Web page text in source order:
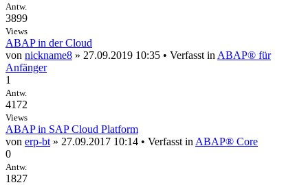
Antw.
3899
Views
ABAP in der Cloud
von nickname8 » 27.09.2019 10:35 • Verfasst in ABAP® für
Anfänger
1
Antw.
4172
Views
ABAP in SAP Cloud Platform
von erp-bt » 27.09.2017 10:14 • Verfasst in ABAP® Core
0
Antw.
1827